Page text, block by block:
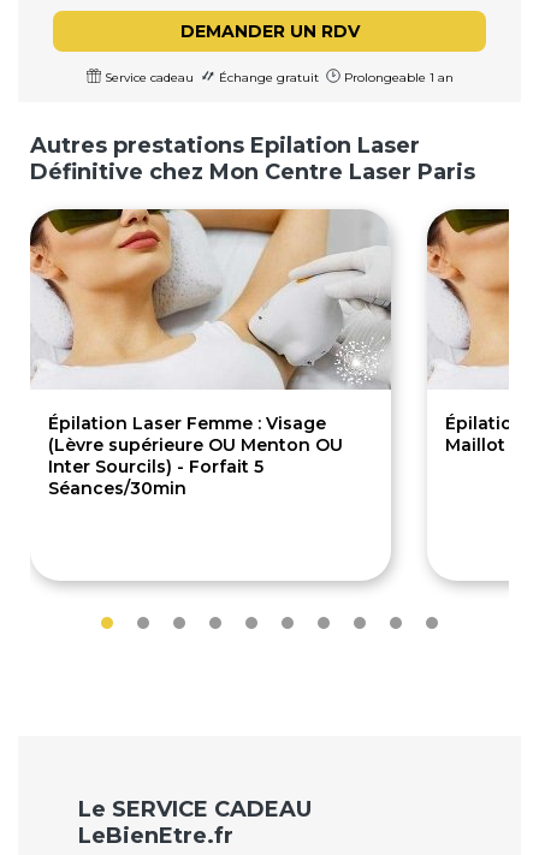
DEMANDER UN RDV
Service cadeau Échange gratuit Prolongeable 1 an
Autres prestations Epilation Laser
Définitive chez Mon Centre Laser Paris
Épilation Laser Femme : Visage
(Lèvre supérieure OU Menton OU
Inter Sourcils) - Forfait 5
Séances/30min
Épilation
Maillot
Le SERVICE CADEAU
LeBienEtre.fr